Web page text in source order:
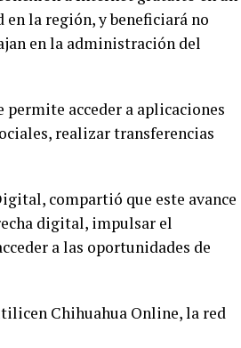
la región, y beneficiará no
en la administración del
acceder a aplicaciones
realizar transferencias
compartió que este avance
digital, impulsar el
a las oportunidades de
Chihuahua Online, la red